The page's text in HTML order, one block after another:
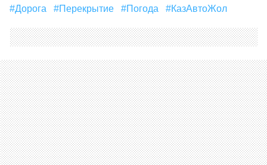
#дорога #Перекрытие #погода #КазАвтоЖол